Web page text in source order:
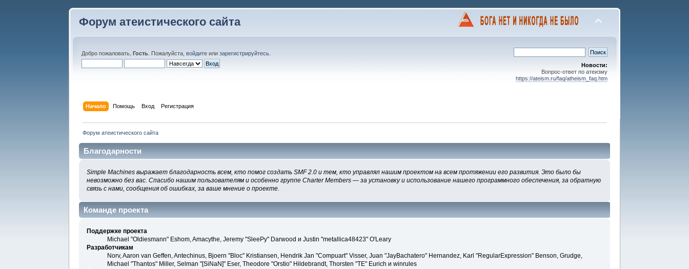
Форум атеистического сайта
Добро пожаловать,Гость . Пожалуйста,войдите илизарегистрируйтесь
Новости:
Вопрос-ответ по атеизму
https://ateism.ru/faq/atheism_faq.htm
Начало Помощь Вход Регистрация
Форум атеистического сайта
Благодарности
Simple Machines выражает благодарность всем, кто помог создать SMF 2.0 и тем, кто управлял нашим проектом на всем протяжении его развития. Это было бы
невозможно без вас. Спасибо нашим пользователям и особенно группе Charter Members — за установку и использование нашего программного обеспечения, за обратную
связь с нами, сообщения об ошибках, за ваше мнение о проекте.
Команде проекта
Поддержке проекта
Michael "Oldiesmann" Eshom, Amacythe, Jeremy "SleePy" Darwood и Justin "metallica48423" O'Leary
Разработчикам
Norv, Aaron van Geffen, Antechinus, Bjoern "Bloc" Kristiansen, Hendrik Jan "Compuart" Visser, Juan "JayBachatero" Hernandez, Karl "RegularExpression" Benson, Grudge,
Michael "Thantos" Miller, Selman "[SiNaN]" Eser, Theodore "Orstio" Hildebrandt, Thorsten "TE" Eurich и winrules